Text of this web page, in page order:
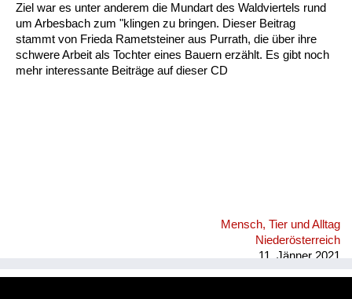
Ziel war es unter anderem die Mundart des Waldviertels rund
um Arbesbach zum "klingen zu bringen. Dieser Beitrag
stammt von Frieda Rametsteiner aus Purrath, die über ihre
schwere Arbeit als Tochter eines Bauern erzählt. Es gibt noch
mehr interessante Beiträge auf dieser CD
Mensch, Tier und Alltag
Niederösterreich
11. Jänner 2021